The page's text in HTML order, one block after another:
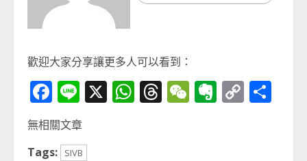
歡迎大家分享讓更多人可以看到：
Facebook
Line
X WhatsApp
Threads
WeChat
Evernote
Copy
無相關文章
Tags:
SIVB